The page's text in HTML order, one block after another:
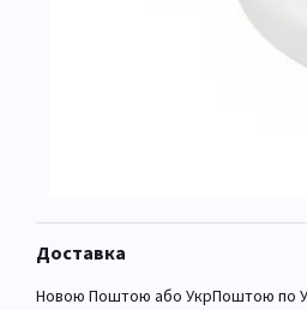
Доставка
Новою Поштою або УкрПоштою по